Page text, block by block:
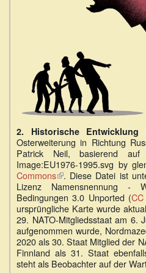
2. Historische
Osterweiterung in Richtung
Patrick Neil, basierend auf
Image:EU1976-1995.svg by
Commons(Link
ist
extern)
. Diese Datei ist
Lizenz Namensnennung -
Bedingungen 3.0 Unported (
ursprüngliche Karte wurde
29. NATO-Mitgliedsstaat am 6.
aufgenommen wurde,
2020 als 30. Staat Mitglied der
Finnland als 31. Staat
steht als Beobachter auf der